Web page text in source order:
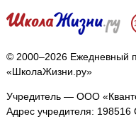
© 2000–2026 Ежедневный
«ШколаЖизни.ру»
Учредитель — ООО
Адрес учредителя: 198516